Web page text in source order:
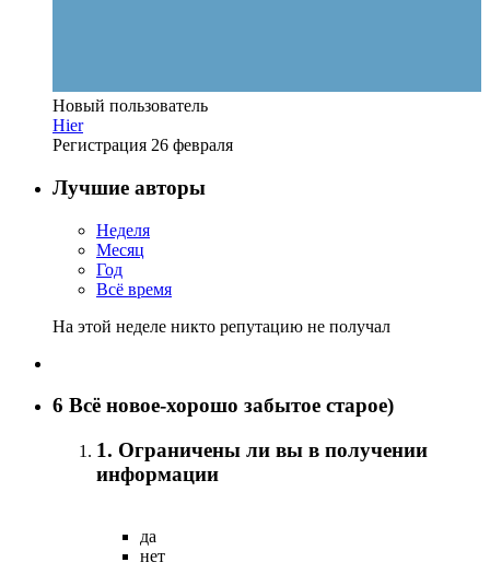
Новый пользователь
Hier
Регистрация 26 февраля
Лучшие авторы
Неделя
Месяц
Год
Всё время
На этой неделе никто репутацию не получал
6 Всё новое-хорошо забытое старое)
1. Ограничены ли вы в получении
информации
да
нет